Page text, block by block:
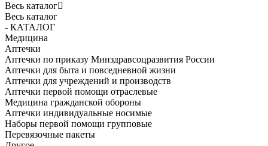
Весь каталог
Весь каталог
- КАТАЛОГ
Медицина
Аптечки
Аптечки по приказу Минздравсоцразвития России
Аптечки для быта и повседневной жизни
Аптечки для учреждений и производств
Аптечки первой помощи отраслевые
Медицина гражданской обороны
Аптечки индивидуальные носимые
Наборы первой помощи групповые
Перевязочные пакеты